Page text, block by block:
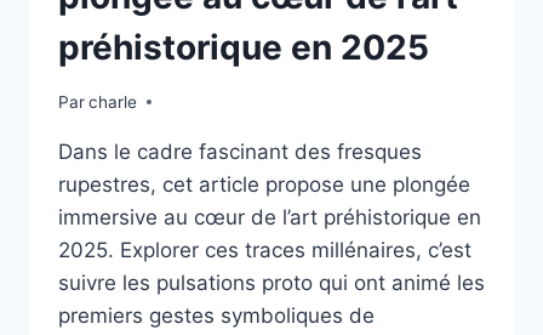
préhistorique en 2025
Parcharle
Dans le cadre fascinant des fresques
rupestres, cet article propose une plongée
immersive au cœur de l’art préhistorique en
2025. Explorer ces traces millénaires, c’est
suivre les pulsations proto qui ont animé les
premiers gestes symboliques de